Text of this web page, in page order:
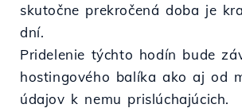
skutočne prekročená doba je
dní.
Pridelenie týchto hodín bude
hostingového balíka ako aj od
údajov k nemu prislúchajúcich.